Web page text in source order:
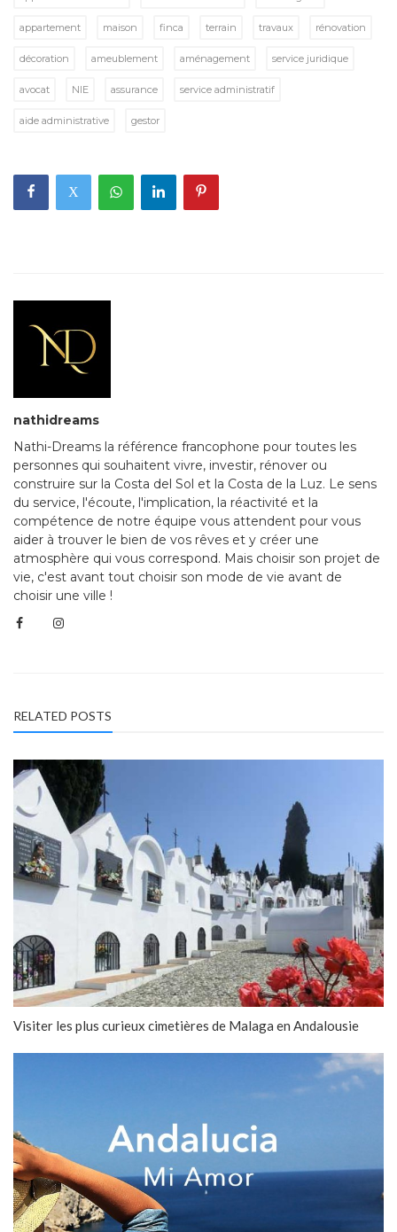
appartement maison finca terrain travaux rénovation
décoration ameublement aménagement service juridique
avocat NIE assurance service administratif
aide administrative gestor
nathidreams
Nathi-Dreams la référence francophone pour toutes les
personnes qui souhaitent vivre, investir, rénover ou
construire sur la Costa del Sol et la Costa de la Luz. Le sens
du service, l'écoute, l'implication, la réactivité et la
compétence de notre équipe vous attendent pour vous
aider à trouver le bien de vos rêves et y créer une
atmosphère qui vous correspond. Mais choisir son projet de
vie, c'est avant tout choisir son mode de vie avant de
choisir une ville !
RELATED POSTS
Visiter les plus curieux cimetières de Malaga en Andalousie